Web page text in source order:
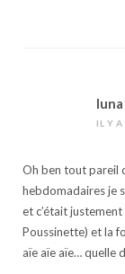
IL Y A
Oh ben tout pareil
hebdomadaires je
et c’était
Poussinette) et la
aïe aïe aïe… quelle